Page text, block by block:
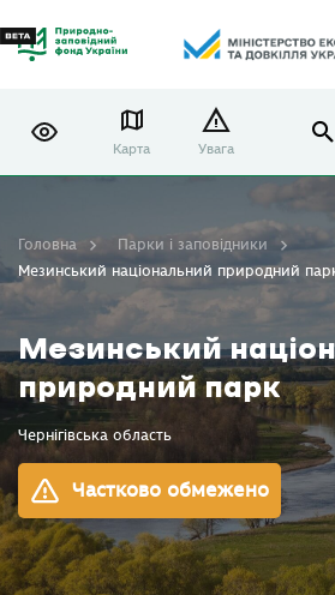
Карта Увага
Мезинський
природний парк
Чернігівська область
Частково обмежено
Головна
Парки і заповідники
Мезинський національний природний